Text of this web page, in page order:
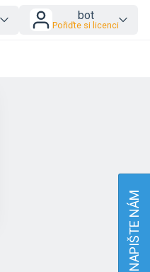
bot
Pořiďte si licenci
NAPIŠTE NÁM